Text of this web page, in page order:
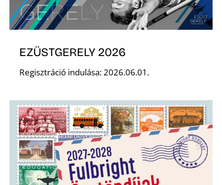
EZÜSTGERELY 2026
Regisztráció indulása: 2026.06.01.